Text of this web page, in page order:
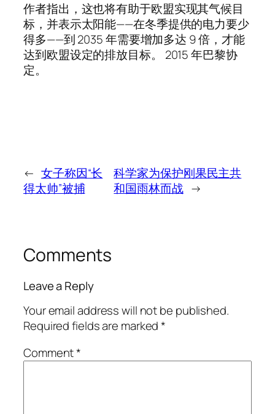
作者指出，这也将有助于欧盟实现其气候目
标，并表示太阳能——在冬季提供的电力要少
得多——到 2035 年需要增加多达 9 倍，才能
达到欧盟设定的排放目标。 2015 年巴黎协
定。
← 女子称因“长
得太帅”被捕
科学家为保护刚果民主共
和国雨林而战 →
Comments
Leave a Reply
Your email address will not be published.
Required fields are marked*
Comment*